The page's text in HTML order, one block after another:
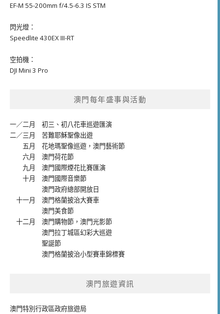
EF-M 55-200mm f/4.5-6.3 IS STM
閃光燈：
Speedlite 430EX III-RT
空拍機：
DJI Mini 3 Pro
澳門每年盛事與活動
一／二月 初三、初八花車巡遊匯演
二／三月 苦難耶穌聖像出遊
五月 花地瑪聖像巡遊 ， 澳門藝術節
六月 澳門荷花節
九月 澳門國際煙花比賽匯演
十月 澳門國際音樂節
澳門政府總部開放日
十一月 澳門格蘭披治大賽車
澳門美食節
十二月 澳門購物節 ， 澳門光影節
澳門拉丁城區幻彩大巡遊
聖誕節
澳門格蘭披治小型賽車錦標賽
澳門旅遊資訊
澳門特別行政區政府旅遊局